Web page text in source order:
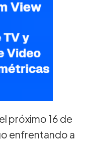
próximo 16 de
enfrentando a